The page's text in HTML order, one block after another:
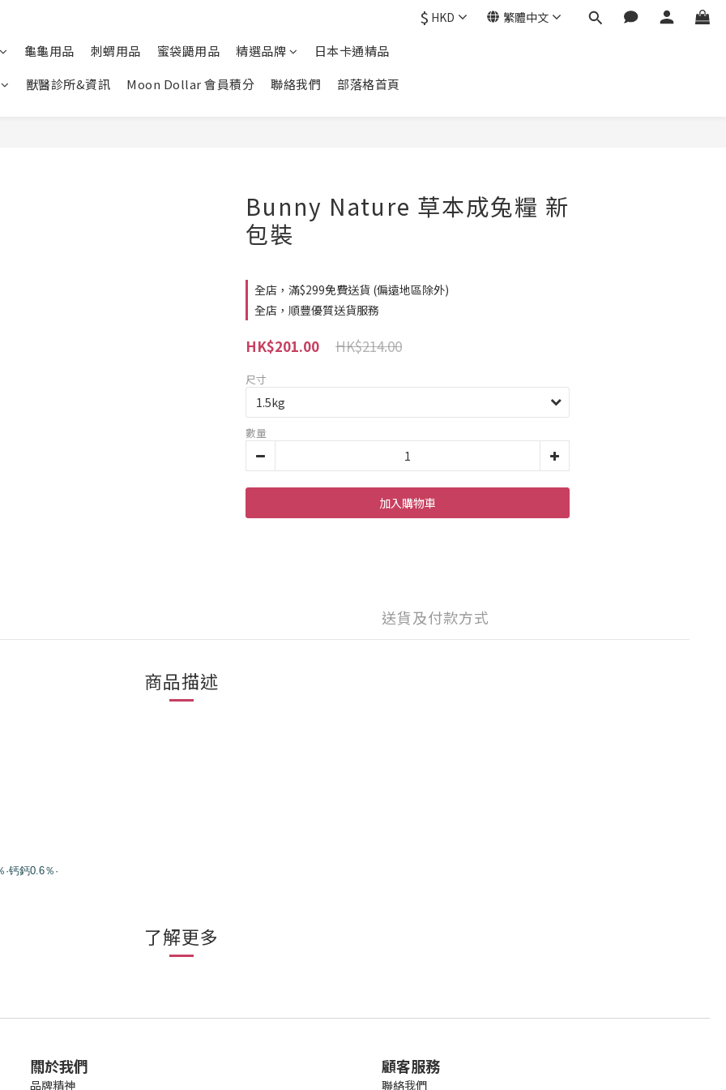
$ HKD 繁體中文
龜龜用品 刺蝟用品 蜜袋鼯用品 精選品牌
日本卡通精品
獸醫診所&資訊
Moon Dollar 會員積分 聯絡我們 部落格首頁
Bunny Nature 草本成兔糧 新
包裝
全店，滿$299免費送貨 (偏遠地區除外)
全店，順豐優質送貨服務
HK$214.00
HK$201.00
尺寸
數量
加入購物車
送貨及付款方式
商品描述
钙鈣0.6％·
了解更多
關於我們
品牌精神
顧客服務
聯絡我們